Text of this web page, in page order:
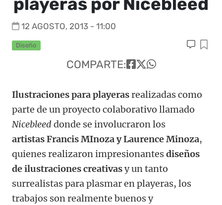
12 AGOSTO, 2013 - 11:00
Diseño
COMPARTE:
Ilustraciones para playerasrealizadas como
parte de un proyecto colaborativo llamado
Nicebleeddonde se involucraron los
artistas Francis MInoza y Laurence Minoza,
quienes realizaron impresionantesdiseños
de ilustraciones creativasy un tanto
surrealistas para plasmar en playeras, los
trabajos son realmente buenos y